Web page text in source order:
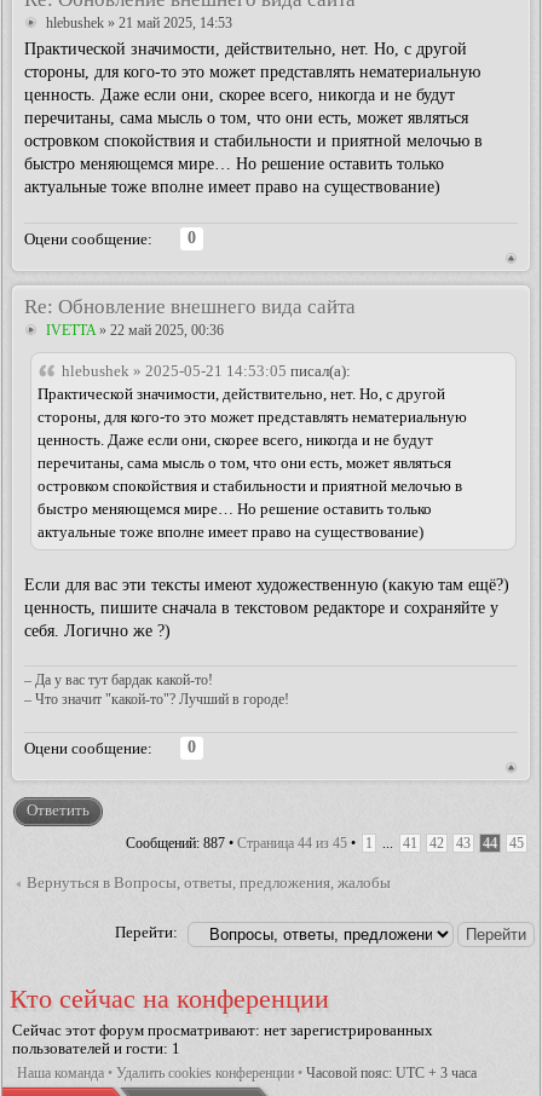
hlebushek » 21 май 2025, 14:53
Практической значимости, действительно, нет. Но, с другой
стороны, для кого-то это может представлять нематериальную
ценность. Даже если они, скорее всего, никогда и не будут
перечитаны, сама мысль о том, что они есть, может являться
островком спокойствия и стабильности и приятной мелочью в
быстро меняющемся мире… Но решение оставить только
актуальные тоже вполне имеет право на существование)
Оцени сообщение:
0
Re: Обновление внешнего вида сайта
IVETTA» 22 май 2025, 00:36
hlebushek » 2025-05-21 14:53:05 писал(а):
Практической значимости, действительно, нет. Но, с другой
стороны, для кого-то это может представлять нематериальную
ценность. Даже если они, скорее всего, никогда и не будут
перечитаны, сама мысль о том, что они есть, может являться
островком спокойствия и стабильности и приятной мелочью в
быстро меняющемся мире… Но решение оставить только
актуальные тоже вполне имеет право на существование)
Если для вас эти тексты имеют художественную (какую там ещё?)
ценность, пишите сначала в текстовом редакторе и сохраняйте у
себя. Логично же ?)
– Да у вас тут бардак какой-то!
– Что значит "какой-то"? Лучший в городе!
Оцени сообщение:
0
Ответить
Сообщений: 887 • Страница 44 из 45 • 1 41 42 43 44 45
Вернуться в Вопросы, ответы, предложения, жалобы
Перейти:
Кто сейчас на конференции
Сейчас этот форум просматривают: нет зарегистрированных
пользователей и гости: 1
Наша команда • Удалить cookies конференции • Часовой пояс: UTC + 3 часа